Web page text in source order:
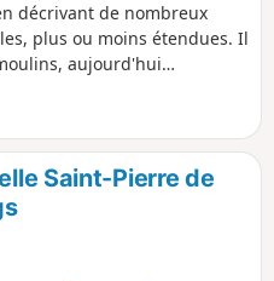
décrivant de nombreux
plus ou moins étendues. Il
aujourd'hui
Saint-Pierre de